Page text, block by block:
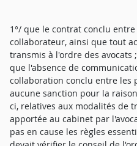
1°/ que le contrat conclu
collaborateur, ainsi que tout
transmis à l'ordre des
que l'absence de
collaboration conclu entre les
aucune sanction pour la
ci, relatives aux modalités de
apportée au cabinet par
pas en cause les règles